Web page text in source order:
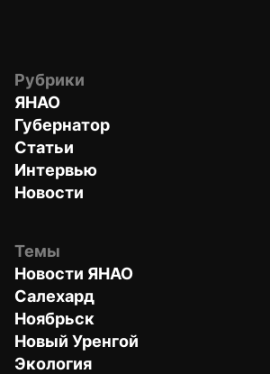
Рубрики
ЯНАО
Губернатор
Статьи
Интервью
Новости
Темы
Новости ЯНАО
Салехард
Ноябрьск
Новый Уренгой
Экология